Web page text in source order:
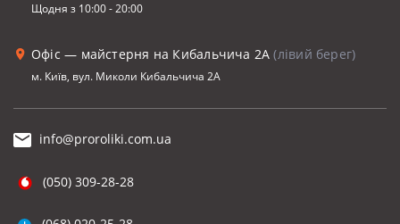
Щодня з 10:00 - 20:00
Офіс — майстерня на Кибальчича 2А(лівий берег)
м. Київ, вул. Миколи Кибальчича 2А
info@proroliki.com.ua
(050) 309-28-28